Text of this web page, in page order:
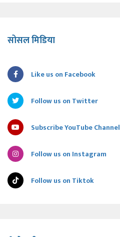
सोसल मिडिया
Like us on Facebook
Follow us on Twitter
Subscribe YouTube Channel
Follow us on Instagram
Follow us on Tiktok